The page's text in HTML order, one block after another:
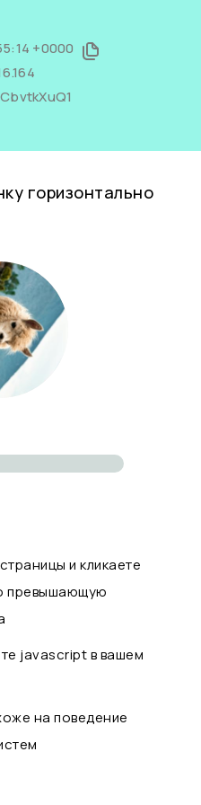
+0000
горизонтально
и кликаете
превышающую
javascript в вашем
на поведение